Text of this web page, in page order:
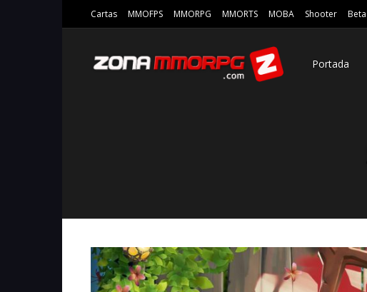
Cartas MMOFPS MMORPG MMORTS MOBA Shooter Beta
Portada